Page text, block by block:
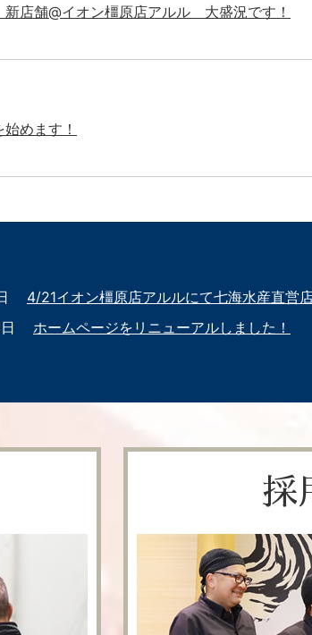
店舗@イオン橿原店アルル 大盛況です！
めます！
4/21イオン橿原店アルルにて七海水産直営
ホームページをリニューアルしました！
採